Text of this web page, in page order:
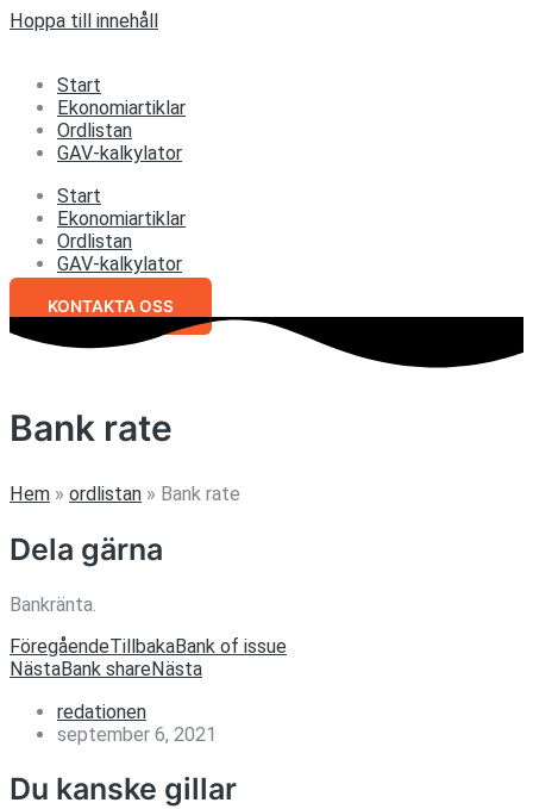
Hoppa till innehåll
Start
Ekonomiartiklar
Ordlistan
GAV-kalkylator
Start
Ekonomiartiklar
Ordlistan
GAV-kalkylator
KONTAKTA OSS
Bank rate
Hem » ordlistan » Bank rate
Dela gärna
Bankränta.
FöregåendeTillbakaBank of issue
NästaBank shareNästa
redationen
september 6, 2021
Du kanske gillar